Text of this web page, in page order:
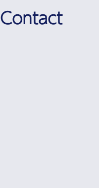
Contact